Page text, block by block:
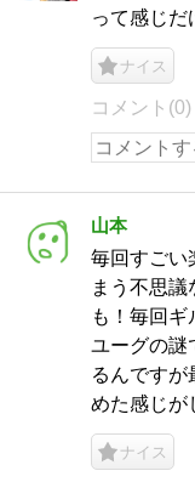
って感じだ
ナイス
コメント(0)
山本
毎回すごい
まう不思
も！毎回
ユーグの謎
るんですが
めた感じが
ナイス